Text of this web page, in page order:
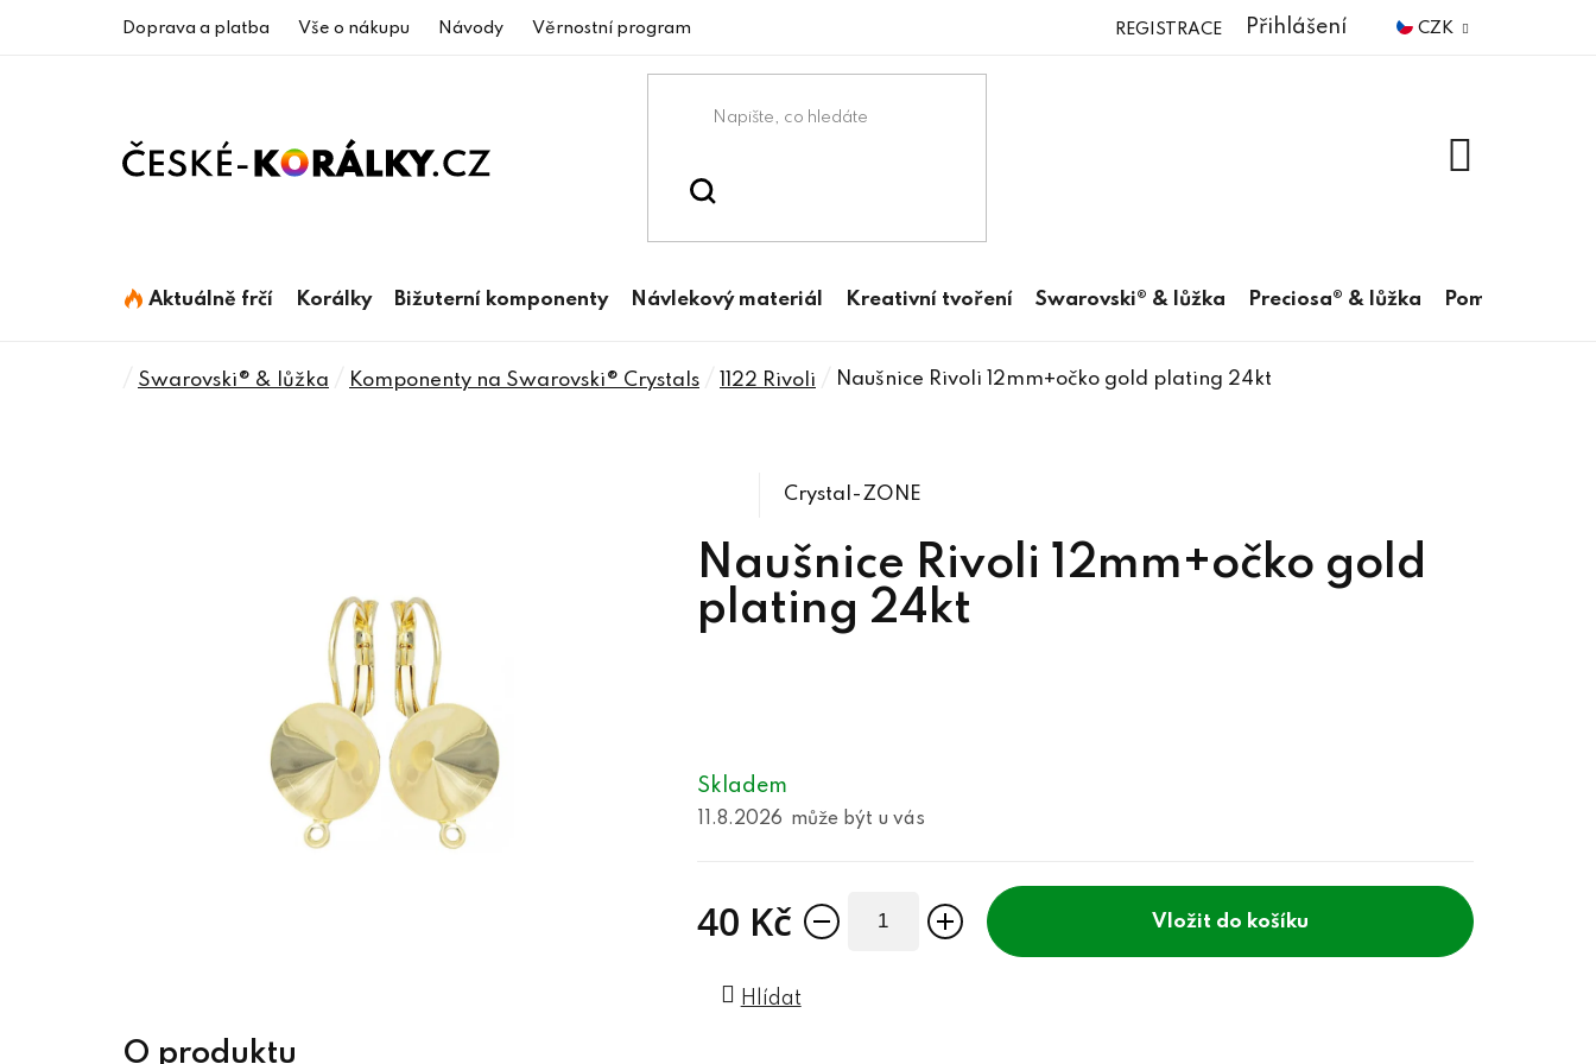
Doprava a platba Vše o nákupu Návody Věrnostní program CZK
Přihlášení
REGISTRACE
Aktuálně frčí Korálky Bižuterní komponenty Návlekový materiál Kreativní tvoření Swarovski® & lůžka Preciosa® & lůžka Pomůcky
Domů
Swarovski® & lůžka Komponenty na Swarovski® Crystals 1122 Rivoli Naušnice Rivoli 12mm+očko gold plating 24kt
Naušnice Rivoli 12mm+očko gold
plating 24kt
Crystal-ZONE
Skladem
11.8.2026
40 Kč do košíku
Hlídat